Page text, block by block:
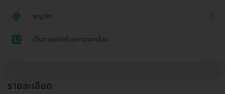
พญาไท
1 เป็นการตรวจโดยการเจาะเลือด
รายละเอียด